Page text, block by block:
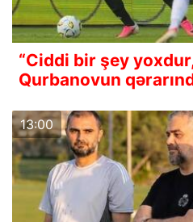
“Ciddi bir şey
Qurbanovun
13:00